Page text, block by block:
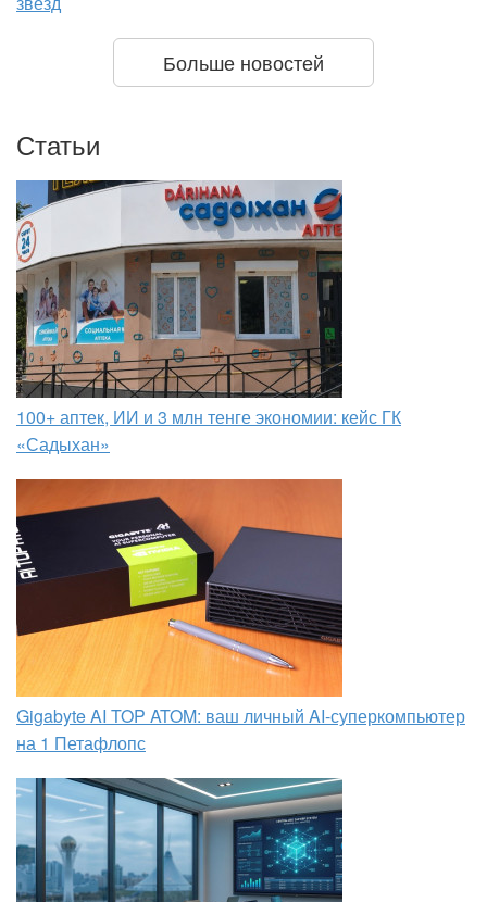
Больше новостей
Статьи
100+ аптек, ИИ и 3 млн тенге экономии: кейс ГК
«Садыхан»
Gigabyte AI TOP ATOM: ваш личный AI-суперкомпьютер
на 1 Петафлопс